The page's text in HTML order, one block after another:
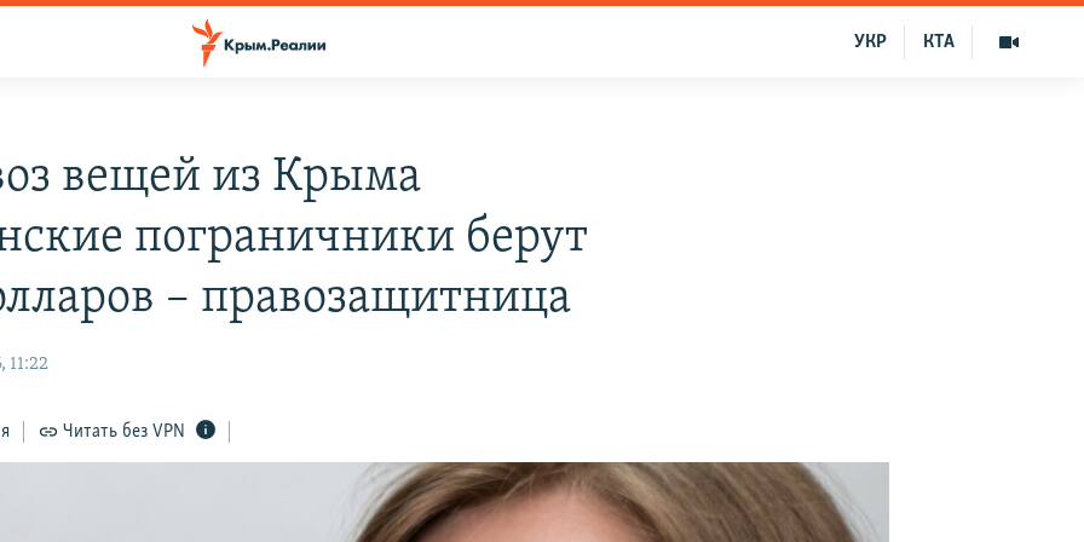
КТА
УКР
вещей из Крыма
пограничники берут
– правозащитница
11:22
Читать без VPN